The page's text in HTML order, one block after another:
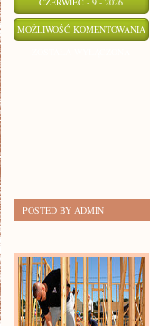
MOŻLIWOŚĆ KOMENTOWANIA
POSTED BY ADMIN